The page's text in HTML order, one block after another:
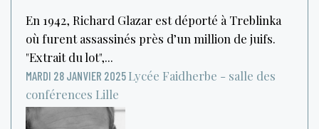
En 1942, Richard Glazar est déporté à Treblinka
où furent assassinés près d’un million de juifs.
"Extrait du lot",...
MARDI 28 JANVIER 2025 Lycée Faidherbe - salle des
conférences Lille